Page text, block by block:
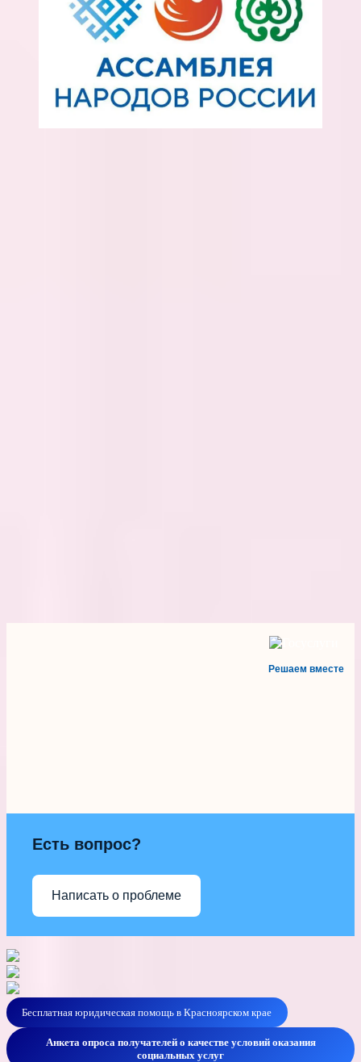
Решаем вместе
Есть вопрос?
Написать о проблеме
Бесплатная юридическая помощь в Красноярском крае
Анкета опроса получателей о качестве условий оказания
социальных услуг